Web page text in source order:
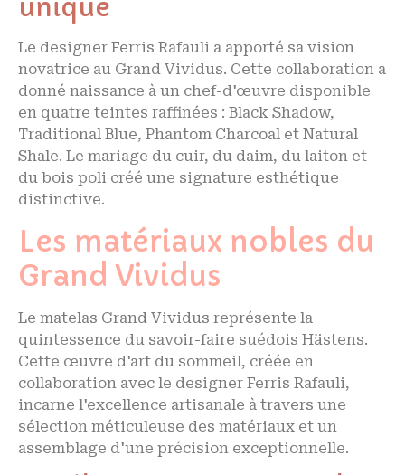
unique
Le designer Ferris Rafauli a apporté sa vision
novatrice au Grand Vividus. Cette collaboration a
donné naissance à un chef-d'œuvre disponible
en quatre teintes raffinées : Black Shadow,
Traditional Blue, Phantom Charcoal et Natural
Shale. Le mariage du cuir, du daim, du laiton et
du bois poli créé une signature esthétique
distinctive.
Les matériaux nobles du
Grand Vividus
Le matelas Grand Vividus représente la
quintessence du savoir-faire suédois Hästens.
Cette œuvre d'art du sommeil, créée en
collaboration avec le designer Ferris Rafauli,
incarne l'excellence artisanale à travers une
sélection méticuleuse des matériaux et un
assemblage d'une précision exceptionnelle.